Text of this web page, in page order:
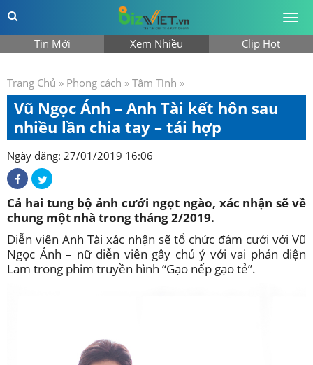
Tin Mới Xem Nhiều Clip Hot
Trang Chủ » Phong cách » Tâm Tình »
Vũ Ngọc Ánh – Anh Tài kết hôn sau
nhiều lần chia tay – tái hợp
Ngày đăng: 27/01/2019 16:06
Cả hai tung bộ ảnh cưới ngọt ngào, xác nhận sẽ về
chung một nhà trong tháng 2/2019.
Diễn viên Anh Tài xác nhận sẽ tổ chức đám cưới với Vũ
Ngọc Ánh – nữ diễn viên gây chú ý với vai phản diện
Lam trong phim truyền hình “Gạo nếp gạo tẻ”.